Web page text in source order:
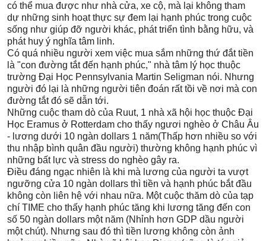
có thể mua được như nhà cửa, xe cộ, mà lại không tham
dự những sinh hoạt thực sự đem lại hạnh phúc trong cuộc
sống như giúp đỡ người khác, phát triển tình bằng hữu, và
phát huy ý nghĩa tâm linh.
Có quá nhiều người xem việc mua sắm những thứ đắt tiền
là "con đường tắt đến hạnh phúc," nhà tâm lý học thuộc
trường Đại Học Pennsylvania Martin Seligman nói. Nhưng
người đó lại là những người tiên đoán rất tồi về nơi mà con
đường tắt đó sẽ dẫn tới.
Những cuộc tham dò của Ruut, 1 nhà xã hội học thuộc Đại
Học Eramus ở Rotterdam cho thấy ngươi nghèo ở Châu Âu
- lương dưới 10 ngàn dollars 1 năm(Thấp hơn nhiều so với
thu nhập bình quân đầu người) thường không hạnh phúc vì
những bất lực và stress do nghèo gây ra.
Điều đáng ngạc nhiên là khi mà lương của người ta vượt
ngưỡng cửa 10 ngàn dollars thì tiền và hạnh phúc bắt đầu
không còn liên hệ với nhau nữa. Một cuộc thăm dò của tạp
chí TIME cho thấy hạnh phúc tăng khi lương tăng đến con
số 50 ngàn dollars một năm (Nhỉnh hơn GDP dầu người
một chút). Nhưng sau đó thì tiền lương không còn ảnh